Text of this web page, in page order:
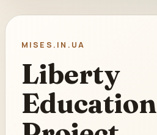
MISES.IN.UA
Liberty
Education